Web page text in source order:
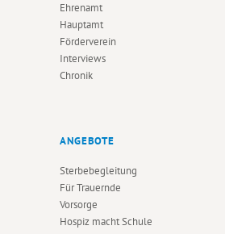
Ehrenamt
Hauptamt
Förderverein
Interviews
Chronik
ANGEBOTE
Sterbebegleitung
Für Trauernde
Vorsorge
Hospiz macht Schule